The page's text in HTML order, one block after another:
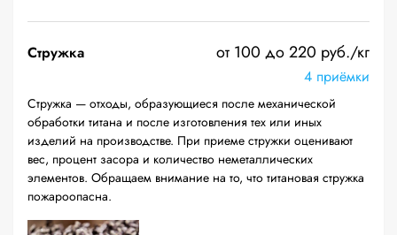
Стружка от 100 до 220 руб./кг
4 приёмки
Стружка — отходы, образующиеся после механической
обработки титана и после изготовления тех или иных
изделий на производстве. При приеме стружки оценивают
вес, процент засора и количество неметаллических
элементов. Обращаем внимание на то, что титановая стружка
пожароопасна.